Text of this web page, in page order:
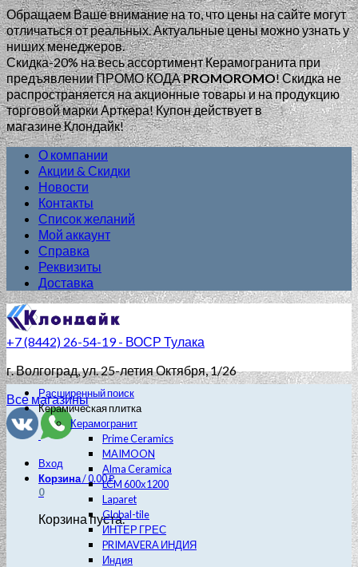
Обращаем Ваше внимание на то, что цены на сайте могут
отличаться от реальных. Актуальные цены можно узнать у
ниших менеджеров.
Скидка-20% на весь ассортимент Керамогранита при
предъявлении ПРОМО КОДАPROMOROMO!Скидка не
распространяется на акционные товары и на продукцию
торговой марки Арткера! Купон действует в
магазине Клондайк!
О компании
Акции & Скидки
Новости
Контакты
Список желаний
Мой аккаунт
Справка
Реквизиты
Доставка
+7 (8442) 26-54-19 - ВОСР Тулака
г. Волгоград, ул. 25-летия Октября, 1/26
Все магазины
Вход
Корзина/0.00₽
0
Корзина пуста.
Расширенный поиск
Керамическая плитка
Керамогранит
Prime Ceramics
MAIMOON
Alma Ceramica
LCM 600х1200
Laparet
Global-tile
ИНТЕР ГРЕС
PRIMAVERA ИНДИЯ
Индия